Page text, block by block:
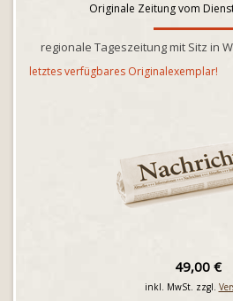
Originale Zeitung vom
regionale Tageszeitung mit Sitz in
letztes verfügbares Originalexemplar!
49,00 €
inkl. MwSt. zzgl.